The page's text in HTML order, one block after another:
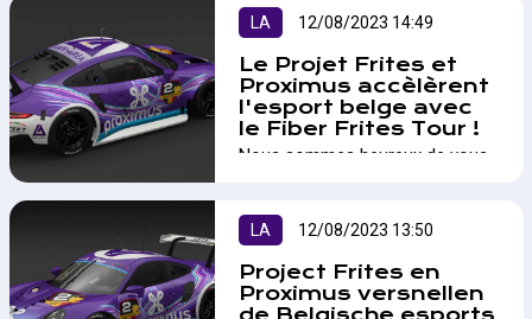
Alors que "Judgeball:Lethal
Arena" est déjà disponible sur
Steam en mode "Open Beta", le
studio de développement de jeu
vidéo Wild Bishop lance une
campagne de financement
participatif sur Kickstarter en vue
LA 12/08/2023 14:49
Le Projet Frites et
Proximus accèlèrent
l'esport belge avec
le Fiber Frites Tour !
Nous sommes heureux de vous
tournois organisé par le Projet
Frites en partenariat avec
Proximus. Coup d'envoi avec
Gran Turismo, un cashprize de
1.000€ et une finale au Circuit de
LA 12/08/2023 13:50
Project Frites en
Proximus versnellen
de Belgische esports